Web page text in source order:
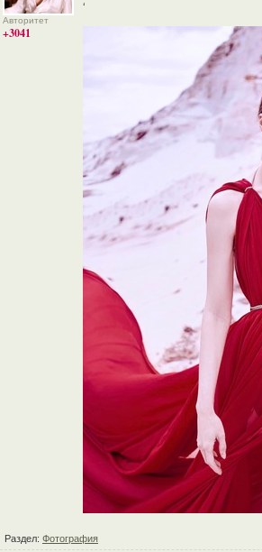
Авторитет
+3041
‘
Раздел: Фотография